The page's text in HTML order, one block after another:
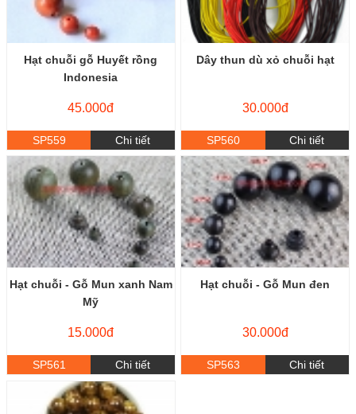
Hạt chuỗi gỗ Huyết rồng
Indonesia
45.000đ
SP559 Chi tiết
Dây thun dù xỏ chuỗi hạt
30.000đ
SP560 Chi tiết
Hạt chuỗi - Gỗ Mun xanh Nam
Mỹ
15.000đ
SP561 Chi tiết
Hạt chuỗi - Gỗ Mun đen
30.000đ
SP563 Chi tiết